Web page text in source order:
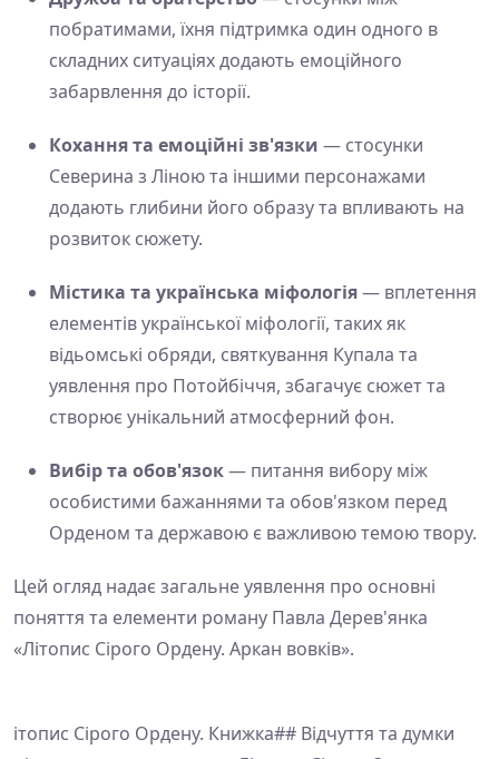
побратимами, їхня підтримка один одного в
складних ситуаціях додають емоційного
забарвлення до історії.
Кохання та емоційні зв'язки — стосунки
Северина з Ліною та іншими персонажами
додають глибини його образу та впливають на
розвиток сюжету.
Містика та українська міфологія— вплетення
елементів української міфології, таких як
відьомські обряди, святкування Купала та
уявлення про Потойбіччя, збагачує сюжет та
створює унікальний атмосферний фон.
Вибір та обов'язок— питання вибору між
особистими бажаннями та обов'язком перед
Орденом та державою є важливою темою твору.
Цей огляд надає загальне уявлення про основні
поняття та елементи роману Павла Дерев'янка
«Літопис Сірого Ордену. Аркан вовків».
ітопис Сірого Ордену. Книжка## Відчуття та думки